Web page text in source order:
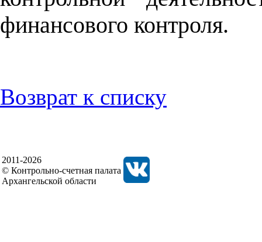
финансового контроля.
Возврат к списку
2011-2026
© Контрольно-счетная палата
Архангельской области